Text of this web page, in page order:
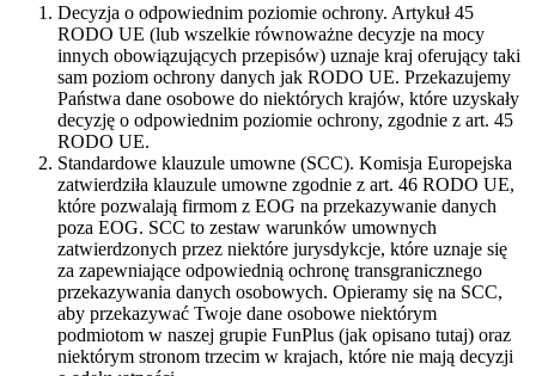
Decyzja o odpowiednim poziomie ochrony. Artykuł 45
RODO UE (lub wszelkie równoważne decyzje na mocy
innych obowiązujących przepisów) uznaje kraj oferujący taki
sam poziom ochrony danych jak RODO UE. Przekazujemy
Państwa dane osobowe do niektórych krajów, które uzyskały
decyzję o odpowiednim poziomie ochrony, zgodnie z art. 45
RODO UE.
Standardowe klauzule umowne (SCC). Komisja Europejska
zatwierdziła klauzule umowne zgodnie z art. 46 RODO UE,
które pozwalają firmom z EOG na przekazywanie danych
poza EOG. SCC to zestaw warunków umownych
zatwierdzonych przez niektóre jurysdykcje, które uznaje się
za zapewniające odpowiednią ochronę transgranicznego
przekazywania danych osobowych. Opieramy się na SCC,
aby przekazywać Twoje dane osobowe niektórym
podmiotom w naszej grupie FunPlus (jak opisano tutaj) oraz
niektórym stronom trzecim w krajach, które nie mają decyzji